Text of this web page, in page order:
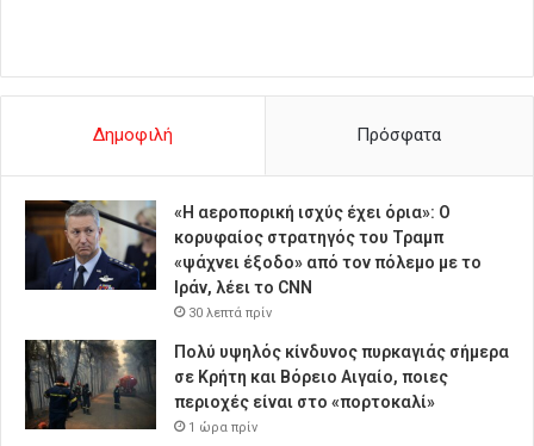
Δημοφιλή Πρόσφατα
«Η αεροπορική ισχύς έχει όρια»: Ο
κορυφαίος στρατηγός του Τραμπ
«ψάχνει έξοδο» από τον πόλεμο με το
Ιράν, λέει το CNN
30 λεπτά πρίν
Πολύ υψηλός κίνδυνος πυρκαγιάς σήμερα
σε Κρήτη και Βόρειο Αιγαίο, ποιες
περιοχές είναι στο «πορτοκαλί»
1 ώρα πρίν